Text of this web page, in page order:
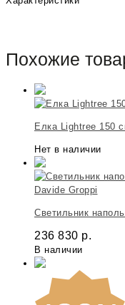
Похожие
Елка Lightree 150
Нет в наличии
Davide Groppi
Светильник
236 830 р.
В наличии